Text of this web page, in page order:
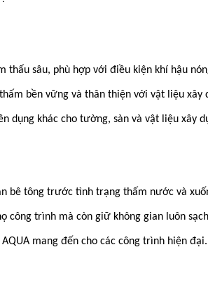
thấu sâu, phù hợp với điều kiện khí hậu
bền vững và thân thiện với vật liệu xây
dụng khác cho tường, sàn và vật liệu xây
bê tông trước tình trạng thấm nước và
công trình mà còn giữ không gian luôn
mang đến cho các công trình hiện đại.